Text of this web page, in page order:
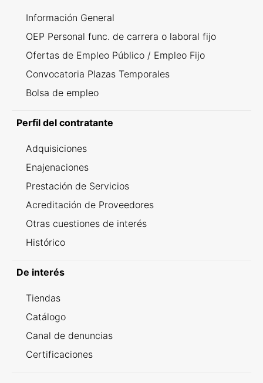
Información General
OEP Personal func. de carrera o laboral fijo
Ofertas de Empleo Público / Empleo Fijo
Convocatoria Plazas Temporales
Bolsa de empleo
Perfil del contratante
Adquisiciones
Enajenaciones
Prestación de Servicios
Acreditación de Proveedores
Otras cuestiones de interés
Histórico
De interés
Tiendas
Catálogo
Canal de denuncias
Certificaciones